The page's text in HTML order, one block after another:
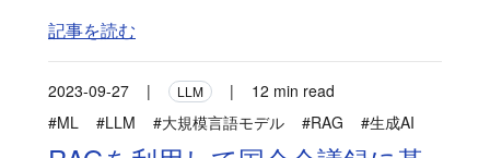
記事を読む
2023-09-27 | LLM |
12 min read
#ML
#LLM #大規模言語モデル #RAG #生成AI